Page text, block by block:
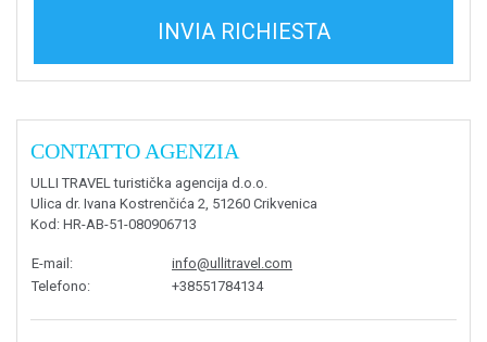
INVIA RICHIESTA
CONTATTO AGENZIA
ULLI TRAVEL turistička agencija d.o.o.
Ulica dr. Ivana Kostrenčića 2, 51260 Crikvenica
Kod : HR-AB-51-080906713
E-mail :
info@ullitravel.com
Telefono: +38551784134